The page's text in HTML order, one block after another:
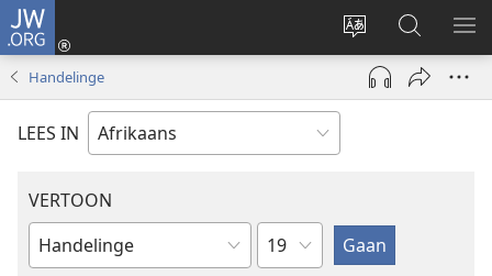
JW.ORG
Verander
taal
van
Meld
aan
(maak
nuwe
venster
Soek
op
JW.ORG
Handelinge
LEES IN
VERTOON
Bybelboek
Hoofstuk